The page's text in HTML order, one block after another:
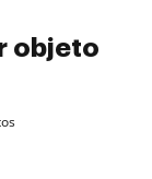
objeto